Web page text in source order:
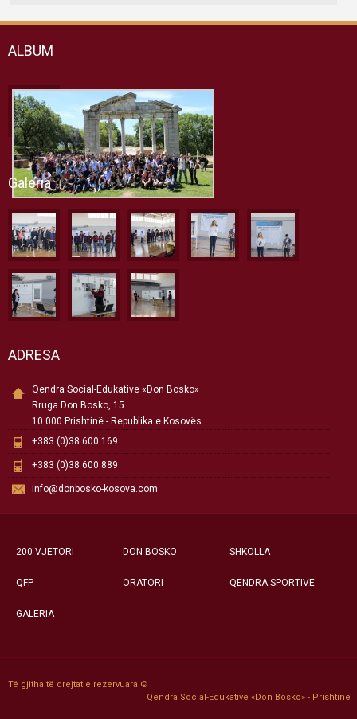
ALBUM
Galeria
ADRESA
Qendra Social-Edukative «Don Bosko»
Rruga Don Bosko, 15
10 000 Prishtinë - Republika e Kosovës
+383 (0)38 600 169
+383 (0)38 600 889
info@donbosko-kosova.com
200 VJETORI DON BOSKO SHKOLLA
QFP ORATORI QENDRA SPORTIVE
GALERIA
Të gjitha të drejtat e rezervuara ©
Qendra Social-Edukative «Don Bosko» - Prishtinë